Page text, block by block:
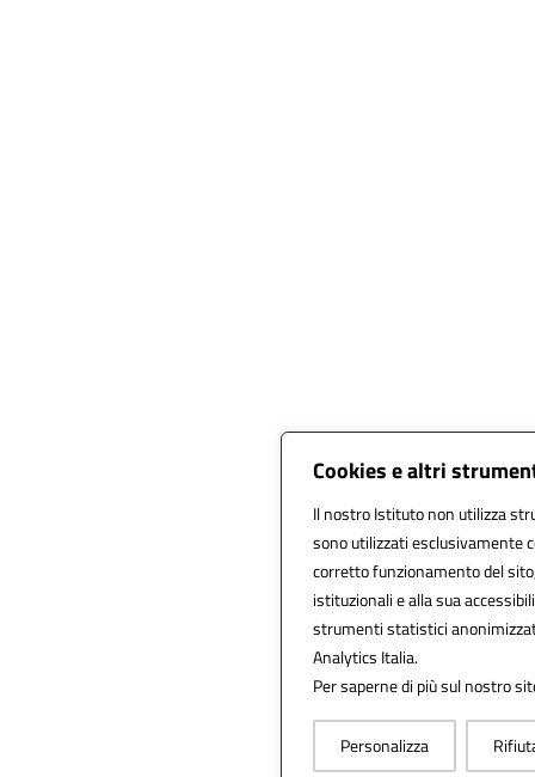
Cookies e altri
Il nostro Istituto non utilizza
sono utilizzati esclusivamente
corretto funzionamento del
istituzionali e alla sua
strumenti statistici
Analytics Italia.
Per saperne di più sul nostro
Personalizza